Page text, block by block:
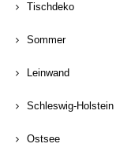
Tischdeko
Sommer
Leinwand
Schleswig-Holstein
Ostsee